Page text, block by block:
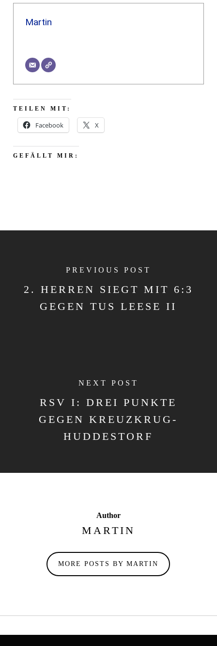
Martin
TEILEN MIT:
Facebook X
GEFÄLLT MIR:
PREVIOUS POST
2. HERREN SIEGT MIT 6:3
GEGEN TUS LEESE II
NEXT POST
RSV I: DREI PUNKTE
GEGEN KREUZKRUG-
HUDDESTORF
Author
MARTIN
MORE POSTS BY MARTIN